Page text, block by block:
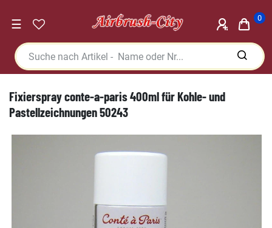
☰ 0
Fixierspray conte-a-paris 400ml für Kohle- und
Pastellzeichnungen 50243